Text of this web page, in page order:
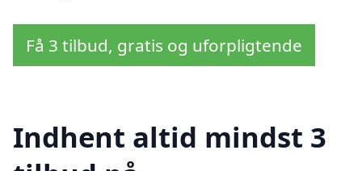
Få 3 tilbud, gratis og uforpligtende
Indhent altid mindst 3